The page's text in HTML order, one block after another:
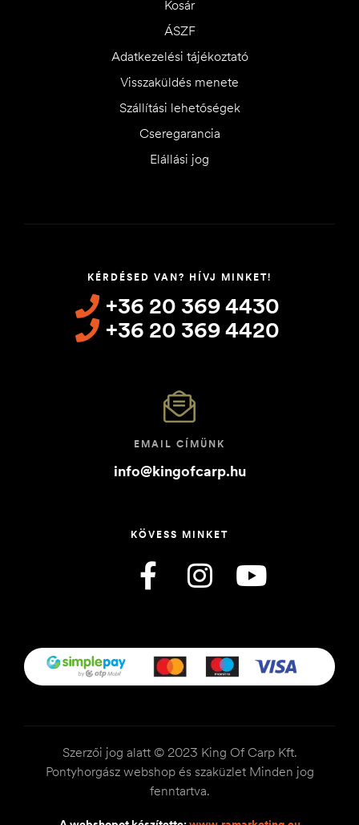
Kosár
ÁSZF
Adatkezelési tájékoztató
Visszaküldés menete
Szállítási lehetőségek
Cseregarancia
Elállási jog
KÉRDÉSED VAN? HÍVJ MINKET!
+36 20 369 4430
+36 20 369 4420
EMAIL CÍMÜNK
info@kingofcarp.hu
KÖVESS MINKET
Szerzői jog alatt © 2023 King Of Carp Kft.
Pontyhorgász webshop és szaküzlet Minden jog
fenntartva.